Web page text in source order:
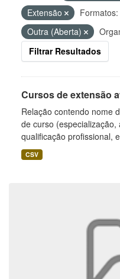
Extensão
Formatos:
Outra (Aberta)
Filtrar Resultados
Cursos de extensão
Relação contendo nome
de curso
qualificação profissional,
CSV